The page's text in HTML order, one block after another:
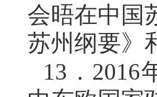
会晤在中国
苏州纲要》
13． 2016